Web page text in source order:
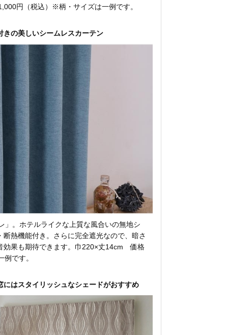
円（税込）※柄・サイズは一例です。
の美しいシームレスカーテン
」。ホテルライクな上質な風合いの無地シ
熱機能付き。さらに完全遮光なので、暗さ
効果も期待できます。巾220×丈14cm 価格
です。
はスタイリッシュなシェードがおすすめ